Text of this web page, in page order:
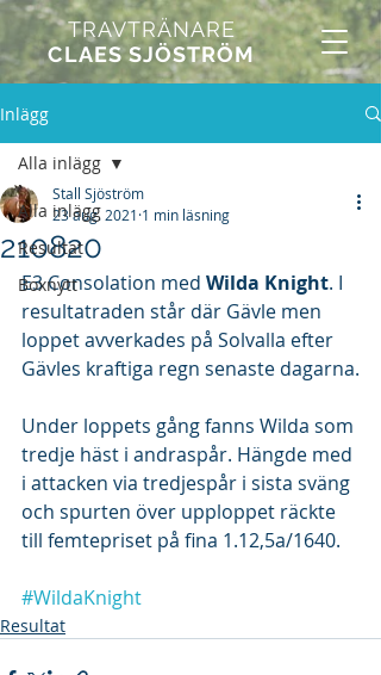
TRAVTRÄNARE
CLAES SJÖSTRÖM
Inlägg
Alla inlägg
Resultat
Boxnytt
Alla inlägg
210820
Stall Sjöström
23 aug. 2021 1 min läsning
E3 Consolation med Wilda Knight. I
resultatraden står där Gävle men
loppet avverkades på Solvalla efter
Gävles kraftiga regn senaste dagarna.
Under loppets gång fanns Wilda som
tredje häst i andraspår. Hängde med
i attacken via tredjespår i sista sväng
och spurten över upploppet räckte
till femtepriset på fina 1.12,5a/1640.
#WildaKnight
Resultat